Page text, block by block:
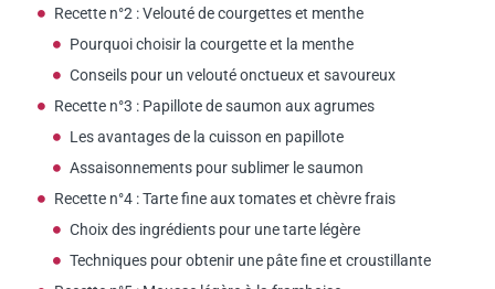
Recette n°2 : Velouté de courgettes et menthe
Pourquoi choisir la courgette et la menthe
Conseils pour un velouté onctueux et savoureux
Recette n°3 : Papillote de saumon aux agrumes
Les avantages de la cuisson en papillote
Assaisonnements pour sublimer le saumon
Recette n°4 : Tarte fine aux tomates et chèvre frais
Choix des ingrédients pour une tarte légère
Techniques pour obtenir une pâte fine et croustillante